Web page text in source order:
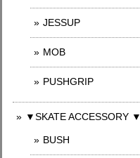
JESSUP
MOB
PUSHGRIP
▼SKATE ACCESSORY ▼
BUSH